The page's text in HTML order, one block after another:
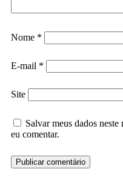
Nome *
E-mail *
Site
Salvar meus dados
eu comentar.